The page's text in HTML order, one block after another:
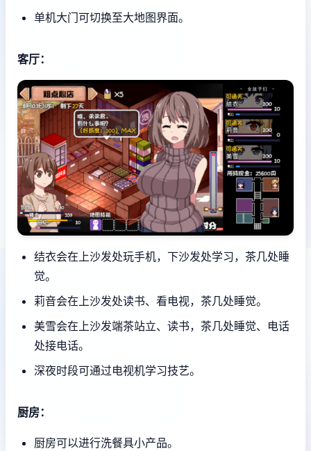
单机大门可切换至大地图界面。
客厅：
结衣会在上沙发处玩手机，下沙发处学习，茶几处睡
觉。
莉音会在上沙发处读书、看电视，茶几处睡觉。
美雪会在上沙发端茶站立、读书，茶几处睡觉、电话
处接电话。
深夜时段可通过电视机学习技艺。
厨房：
厨房可以进行洗餐具小产品。